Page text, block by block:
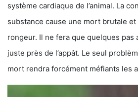
système cardiaque de l’animal. La
substance cause une mort brutale
rongeur. Il ne fera que quelques pas
juste près de l’appât. Le seul
mort rendra forcément méfiants les